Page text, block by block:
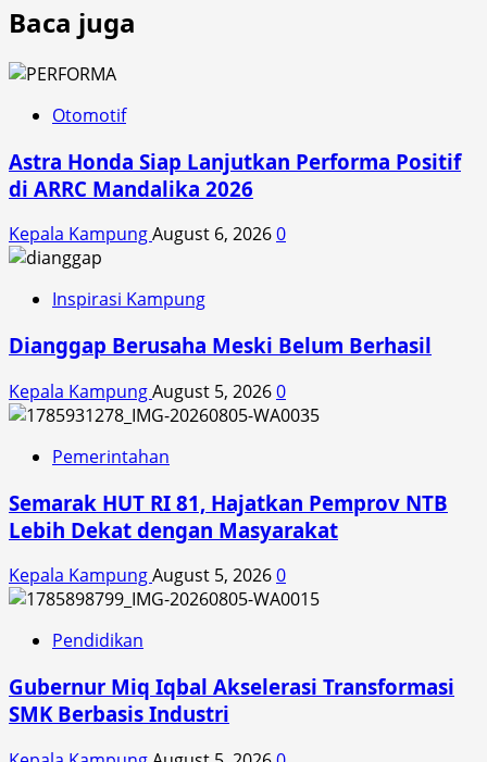
Baca juga
Otomotif
Astra Honda Siap Lanjutkan Performa Positif
di ARRC Mandalika 2026
Kepala KampungAugust 6, 20260
Inspirasi Kampung
Dianggap Berusaha Meski Belum Berhasil
Kepala KampungAugust 5, 20260
Pemerintahan
Semarak HUT RI 81, Hajatkan Pemprov NTB
Lebih Dekat dengan Masyarakat
Kepala KampungAugust 5, 20260
Pendidikan
Gubernur Miq Iqbal Akselerasi Transformasi
SMK Berbasis Industri